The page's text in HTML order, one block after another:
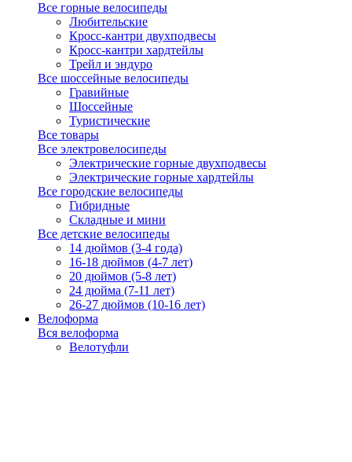
Все горные велосипеды
Любительские
Кросс-кантри двухподвесы
Кросс-кантри хардтейлы
Трейл и эндуро
Все шоссейные велосипеды
Гравийные
Шоссейные
Туристические
Все товары
Все электровелосипеды
Электрические горные двухподвесы
Электрические горные хардтейлы
Все городские велосипеды
Гибридные
Складные и мини
Все детские велосипеды
14 дюймов (3-4 года)
16-18 дюймов (4-7 лет)
20 дюймов (5-8 лет)
24 дюйма (7-11 лет)
26-27 дюймов (10-16 лет)
Велоформа
Вся велоформа
Велотуфли